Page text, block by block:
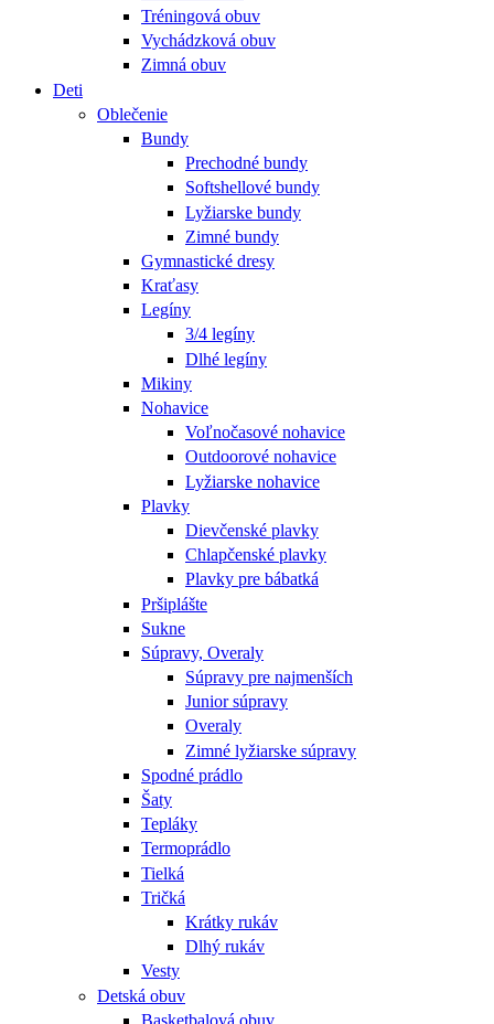
Tréningová obuv
Vychádzková obuv
Zimná obuv
Deti
Oblečenie
Bundy
Prechodné bundy
Softshellové bundy
Lyžiarske bundy
Zimné bundy
Gymnastické dresy
Kraťasy
Legíny
3/4 legíny
Dlhé legíny
Mikiny
Nohavice
Voľnočasové nohavice
Outdoorové nohavice
Lyžiarske nohavice
Plavky
Dievčenské plavky
Chlapčenské plavky
Plavky pre bábatká
Pršiplášte
Sukne
Súpravy, Overaly
Súpravy pre najmenších
Junior súpravy
Overaly
Zimné lyžiarske súpravy
Spodné prádlo
Šaty
Tepláky
Termoprádlo
Tielká
Tričká
Krátky rukáv
Dlhý rukáv
Vesty
Detská obuv
Basketbalová obuv